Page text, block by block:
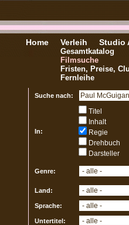
Home Verleih
Gesamtkatalog
Filmsuche
Fristen, Preise,
Fernleihe
Studio
Suche nach:
In:
Titel
Inhalt
Regie
Drehbuch
Darsteller
Genre:
Land:
Sprache:
Untertitel: